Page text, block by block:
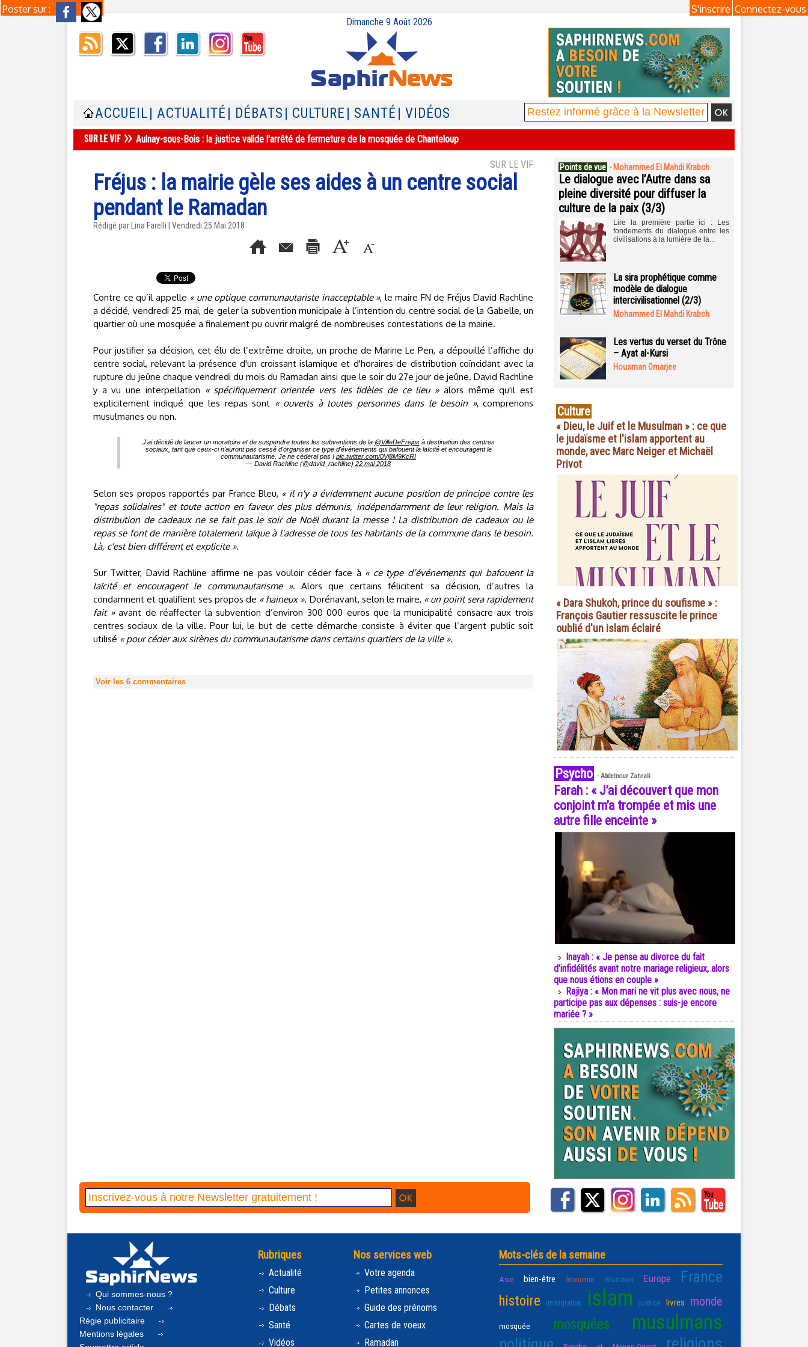
Poster sur : Connectez-vous
S'inscrire
Dimanche 9 Août 2026
ACCUEIL | ACTUALITÉ | DÉBATS | CULTURE | SANTÉ | VIDÉOS
Aulnay-sous-Bois : la justice valide l'arrêté de fermeture de la mosquée de Chanteloup
SUR LE VIF
Fréjus : la mairie gèle ses aides à un centre social
pendant le Ramadan
Rédigé par Lina Farelli | Vendredi 25 Mai 2018
Contre ce qu’il appelle « une optique communautariste inacceptable », le maire FN de Fréjus David Rachline
a décidé, vendredi 25 mai, de geler la subvention municipale à l’intention du centre social de la Gabelle, un
quartier où une mosquée a finalement pu ouvrir malgré de nombreuses contestations de la mairie.
Pour justifier sa décision, cet élu de l’extrême droite, un proche de Marine Le Pen, a dépouillé l’affiche du
centre social, relevant la présence d'un croissant islamique et d'horaires de distribution coïncidant avec la
rupture du jeûne chaque vendredi du mois du Ramadan ainsi que le soir du 27e jour de jeûne. David Rachline
y a vu une interpellation « spécifiquement orientée vers les fidèles de ce lieu »alors même qu'il est
explicitement indiqué que les repas sont « ouverts à toutes personnes dans le besoin », comprenons
musulmanes ou non.
J'ai décidé de lancer un moratoire et de suspendre toutes les subventions de la @VilleDeFrejusà destination des centres
sociaux, tant que ceux-ci n'auront pas cessé d'organiser ce type d'événements qui bafouent la laïcité et encouragent le
communautarisme. Je ne cèderai pas ! pic.twitter.com/0Vj8M9KcRI
— David Rachline (@david_rachline) 22 mai 2018
Selon ses propos rapportés par France Bleu, « il n'y a évidemment aucune position de principe contre les
"repas solidaires" et toute action en faveur des plus démunis, indépendamment de leur religion. Mais la
distribution de cadeaux ne se fait pas le soir de Noël durant la messe ! La distribution de cadeaux ou le
repas se font de manière totalement laïque à l'adresse de tous les habitants de la commune dans le besoin.
Là, c'est bien différent et explicite ».
Sur Twitter, David Rachline affirme ne pas vouloir céder face à « ce type d’événements qui bafouent la
laïcité et encouragent le communautarisme ». Alors que certains félicitent sa décision, d’autres la
condamnent et qualifient ses propos de « haineux ». Dorénavant, selon le maire, « un point sera rapidement
fait »avant de réaffecter la subvention d’environ 300 000 euros que la municipalité consacre aux trois
centres sociaux de la ville. Pour lui, le but de cette démarche consiste à éviter que l’argent public soit
utilisé « pour céder aux sirènes du communautarisme dans certains quartiers de la ville ».
Voir les 6 commentaires
Points de vue - Mohammed El Mahdi Krabch
Le dialogue avec l’Autre dans sa
pleine diversité pour diffuser la
culture de la paix (3/3)
Lire la première partie ici : Les
fondements du dialogue entre les
civilisations à la lumière de la...
La sira prophétique comme
modèle de dialogue
intercivilisationnel (2/3)
Mohammed El Mahdi Krabch
Les vertus du verset du Trône
– Ayat al-Kursi
Housman Omarjee
Culture
« Dieu, le Juif et le Musulman » : ce que
le judaïsme et l'islam apportent au
monde, avec Marc Neiger et Michaël
Privot
« Dara Shukoh, prince du soufisme » :
François Gautier ressuscite le prince
oublié d'un islam éclairé
Psycho - Abdelnour Zahrali
Farah : « J’ai découvert que mon
conjoint m’a trompée et mis une
autre fille enceinte »
Inayah : « Je pense au divorce du fait
d’infidélités avant notre mariage religieux, alors
que nous étions en couple »
Rajiya : « Mon mari ne vit plus avec nous, ne
participe pas aux dépenses : suis-je encore
mariée ? »
Qui sommes-nous ?
Nous contacter
Régie publicitaire
Mentions légales
Rubriques
Actualité
Culture
Débats
Santé
Vidéos
Nos services web
Votre agenda
Petites annonces
Guide des prénoms
Cartes de voeux
Ramadan
Mots-clés de la semaine
Asie bien-être économie éducation Europe France
histoire immigration islam justice livres monde
mosquée mosquées musulmans